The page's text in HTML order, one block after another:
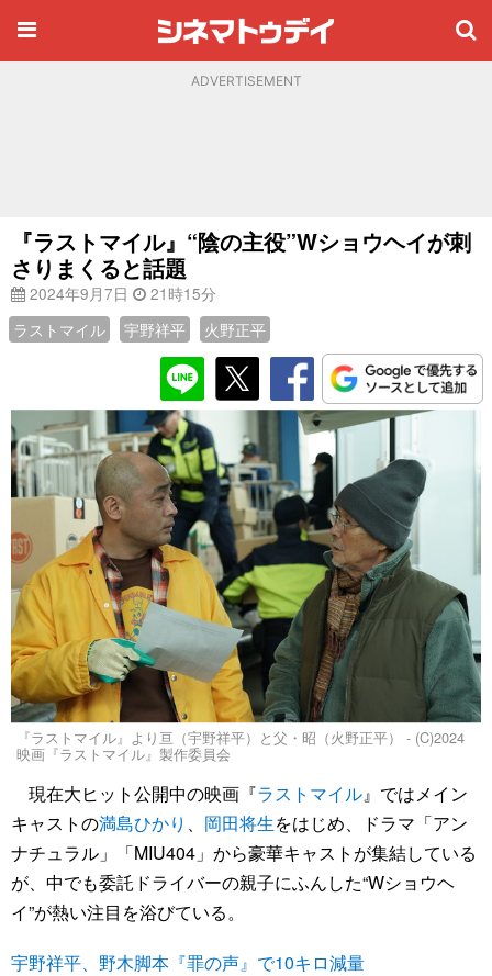
ADVERTISEMENT
『ラストマイル』“陰の主役”Wショウヘイが刺
さりまくると話題
2024年9月7日
21時15分
ラストマイル
宇野祥平 火野正平
『ラストマイル』より亘（宇野祥平）と父・昭（火野正平） - (C)2024
映画『ラストマイル』製作委員会
現在大ヒット公開中の映画『ラストマイル』ではメイン
キャストの満島ひかり 岡田将生をはじめ、ドラマ「アン
ナチュラル」「MIU404」から豪華キャストが集結している
が、中でも委託ドライバーの親子にふんした“Wショウヘ
イ”が熱い注目を浴びている。
宇野祥平、野木脚本『罪の声』で10キロ減量